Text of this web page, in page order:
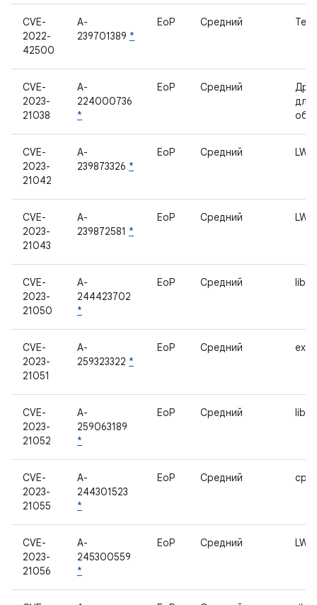
CVE-
2022-
42500
A-
239701389 *
EoP Средний
CVE-
2023-
21038
A-
224000736
*
EoP Средний
для
CVE-
2023-
21042
A-
239873326 *
EoP Средний LWIS
CVE-
2023-
21043
A-
239872581 *
EoP Средний LWIS
CVE-
2023-
21050
A-
244423702
*
EoP Средний
CVE-
2023-
21051
A-
259323322 *
EoP Средний
CVE-
2023-
21052
A-
259063189
*
EoP Средний
CVE-
2023-
21055
A-
244301523
*
EoP Средний cpif
CVE-
2023-
21056
A-
245300559
*
EoP Средний LWIS